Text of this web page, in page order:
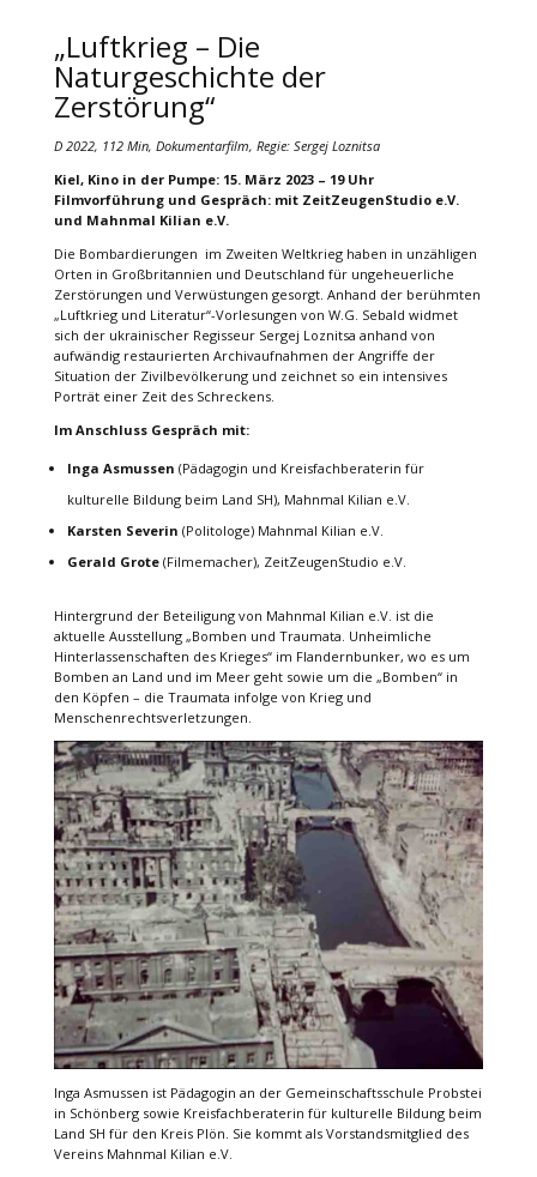
„Luftkrieg – Die
Naturgeschichte der
Zerstörung“
D 2022, 112 Min, Dokumentarfilm, Regie: Sergej Loznitsa
Kiel, Kino in der Pumpe: 15. März 2023 – 19 Uhr
Filmvorführung und Gespräch: mit ZeitZeugenStudio e.V.
und Mahnmal Kilian e.V.
Die Bombardierungen im Zweiten Weltkrieg haben in unzähligen
Orten in Großbritannien und Deutschland für ungeheuerliche
Zerstörungen und Verwüstungen gesorgt. Anhand der berühmten
„Luftkrieg und Literatur“-Vorlesungen von W.G. Sebald widmet
sich der ukrainischer Regisseur Sergej Loznitsa anhand von
aufwändig restaurierten Archivaufnahmen der Angriffe der
Situation der Zivilbevölkerung und zeichnet so ein intensives
Porträt einer Zeit des Schreckens.
Im Anschluss Gespräch mit:
Inga Asmussen (Pädagogin und Kreisfachberaterin für
kulturelle Bildung beim Land SH), Mahnmal Kilian e.V.
Karsten Severin (Politologe) Mahnmal Kilian e.V.
Gerald Grote (Filmemacher), ZeitZeugenStudio e.V.
Hintergrund der Beteiligung von Mahnmal Kilian e.V. ist die
aktuelle Ausstellung „Bomben und Traumata. Unheimliche
Hinterlassenschaften des Krieges“ im Flandernbunker, wo es um
Bomben an Land und im Meer geht sowie um die „Bomben“ in
den Köpfen – die Traumata infolge von Krieg und
Menschenrechtsverletzungen.
Inga Asmussen ist Pädagogin an der Gemeinschaftsschule Probstei
in Schönberg sowie Kreisfachberaterin für kulturelle Bildung beim
Land SH für den Kreis Plön. Sie kommt als Vorstandsmitglied des
Vereins Mahnmal Kilian e.V.